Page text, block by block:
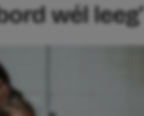
wél leeg’